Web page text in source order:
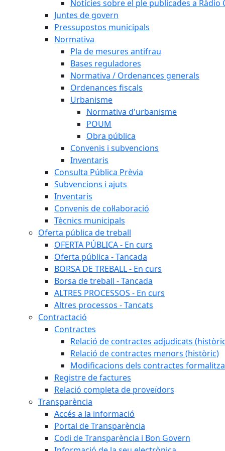
Notícies sobre el ple publicades a Ràdio
Juntes de govern
Pressupostos municipals
Normativa
Pla de mesures antifrau
Bases reguladores
Normativa / Ordenances generals
Ordenances fiscals
Urbanisme
Normativa d'urbanisme
POUM
Obra pública
Convenis i subvencions
Inventaris
Consulta Pública Prèvia
Subvencions i ajuts
Inventaris
Convenis de col·laboració
Tècnics municipals
Oferta pública de treball
OFERTA PÚBLICA - En curs
Oferta pública - Tancada
BORSA DE TREBALL - En curs
Borsa de treball - Tancada
ALTRES PROCESSOS - En curs
Altres processos - Tancats
Contractació
Contractes
Relació de contractes adjudicats
Relació de contractes menors (històric)
Modificacions dels contractes
Registre de factures
Relació completa de proveïdors
Transparència
Accés a la informació
Portal de Transparència
Codi de Transparència i Bon Govern